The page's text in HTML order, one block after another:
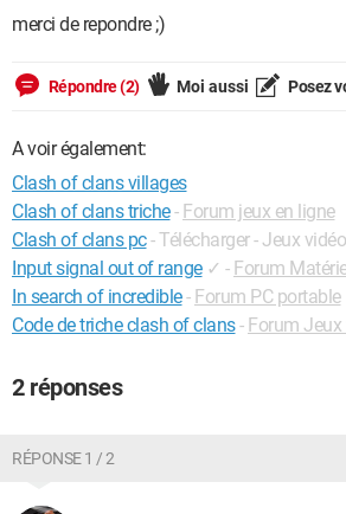
merci de repondre ;)
Répondre (2) Moi aussi Posez
A voir également:
Clash of clans villages
Clash of clans triche- Forum jeux en ligne
Clash of clans pc- Télécharger - Jeux vidéo
Input signal out of range ✓ - Forum
In search of incredible- Forum PC portable
Code de triche clash of clans- Forum Jeux
2 réponses
RÉPONSE 1 / 2